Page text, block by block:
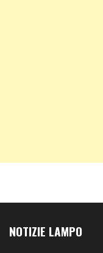
NOTIZIE LAMPO